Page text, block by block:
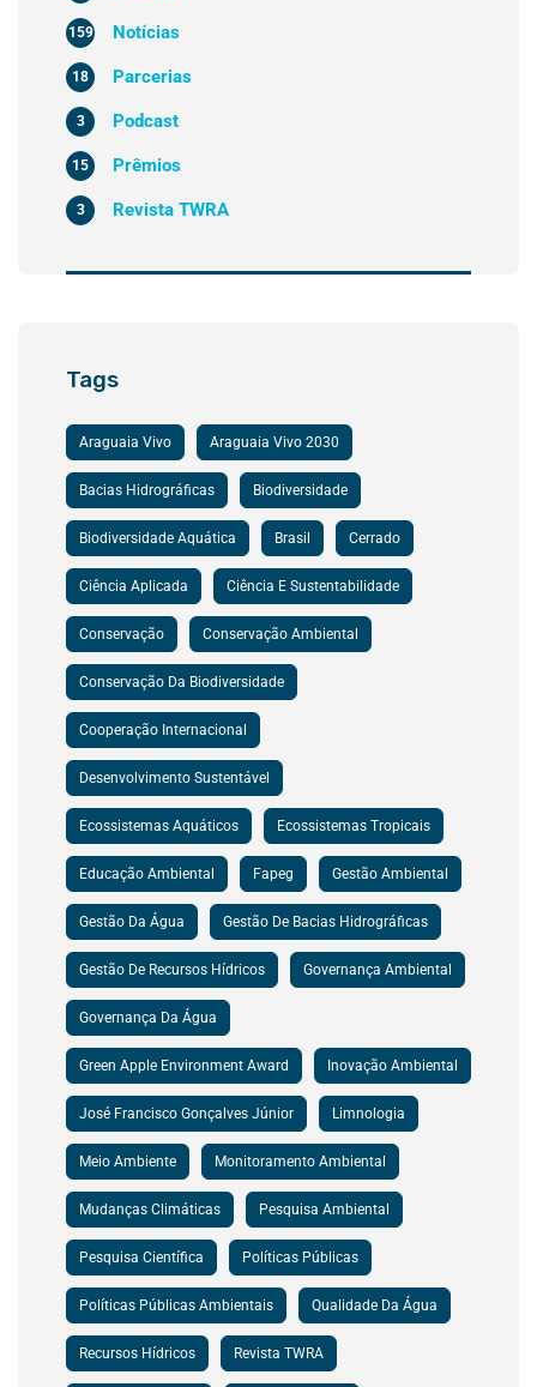
Notícias
159
Parcerias
18
Podcast
3
Prêmios
15
Revista TWRA
3
Tags
Araguaia Vivo Araguaia Vivo 2030
Bacias Hidrográficas Biodiversidade
Biodiversidade Aquática Brasil Cerrado
Ciência Aplicada Ciência E Sustentabilidade
Conservação Conservação Ambiental
Conservação Da Biodiversidade
Cooperação Internacional
Desenvolvimento Sustentável
Ecossistemas Aquáticos Ecossistemas Tropicais
Educação Ambiental Fapeg Gestão Ambiental
Gestão Da Água Gestão De Bacias Hidrográficas
Gestão De Recursos Hídricos Governança Ambiental
Governança Da Água
Green Apple Environment Award Inovação Ambiental
José Francisco Gonçalves Júnior Limnologia
Meio Ambiente Monitoramento Ambiental
Mudanças Climáticas Pesquisa Ambiental
Pesquisa Científica Políticas Públicas
Políticas Públicas Ambientais Qualidade Da Água
Recursos Hídricos Revista TWRA